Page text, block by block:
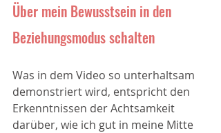
Über mein Bewusstsein in den
Beziehungsmodus schalten
Was in dem Video so unterhaltsam
demonstriert wird, entspricht den
Erkenntnissen der Achtsamkeit
darüber, wie ich gut in meine Mitte